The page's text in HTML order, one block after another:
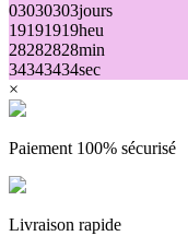
03030303jours
19191919heu
28282828min
34343434sec
×
Paiement 100% sécurisé
Livraison rapide